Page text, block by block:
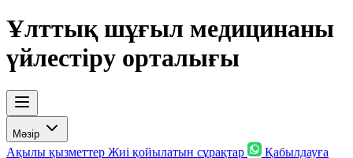
Ұлттық шұғыл медицинаны
үйлестіру орталығы
Мәзір
Ақылы қызметтер Жиі қойылатын сұрақтар
Қабылдауға